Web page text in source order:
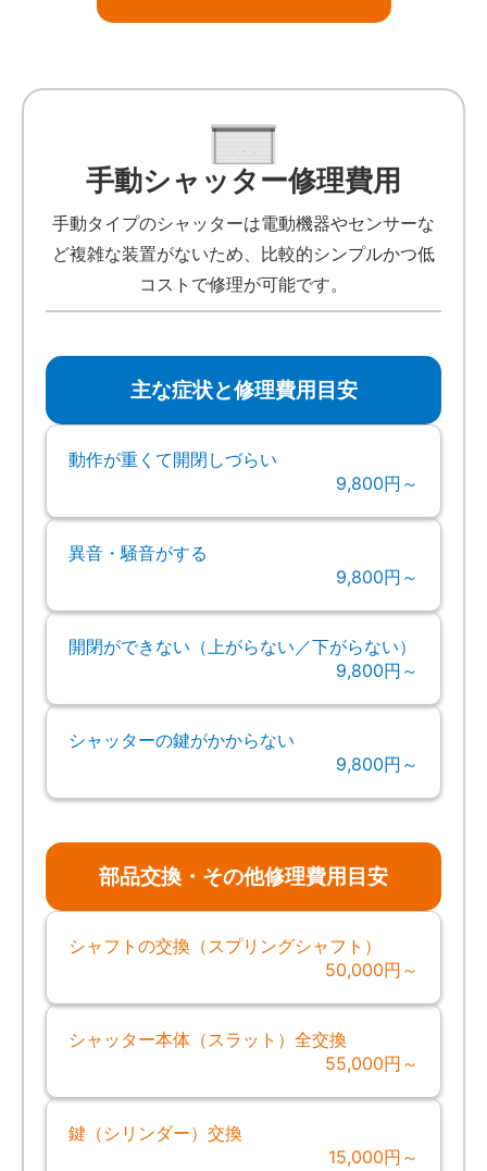
手動シャッター修理費用
手動タイプのシャッターは電動機器やセンサーな
ど複雑な装置がないため、比較的シンプルかつ低
コストで修理が可能です。
主な症状と修理費用目安
動作が重くて開閉しづらい
9,800円～
異音・騒音がする
9,800円～
開閉ができない（上がらない／下がらない）
9,800円～
シャッターの鍵がかからない
9,800円～
部品交換・その他修理費用目安
シャフトの交換（スプリングシャフト）
50,000円～
シャッター本体（スラット）全交換
55,000円～
鍵（シリンダー）交換
15,000円～